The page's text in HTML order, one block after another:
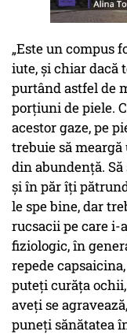
„Este un compus
iute, și chiar
purtând astfel de
porțiuni de piele.
acestor gaze, pe
trebuie să meargă
din abundență.
și în păr îți
le spe bine, dar
rucsacii pe care i-
fiziologic, în
repede
puteți curăța
aveți se
puneți sănătatea